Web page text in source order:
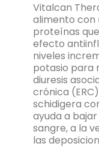
Vitalcan
alimento con
proteínas
efecto
niveles
potasio para
diuresis
crónica
schidigera
ayuda a
sangre, a la
las